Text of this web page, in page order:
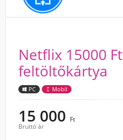
Netflix 15000 Ft
feltöltőkártya
PC Mobil
15 000 Ft
Bruttó ár